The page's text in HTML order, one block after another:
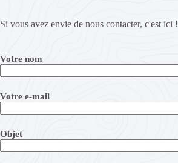
Si vous avez envie de nous contacter, c'est ici !
Votre nom
Votre e-mail
Objet